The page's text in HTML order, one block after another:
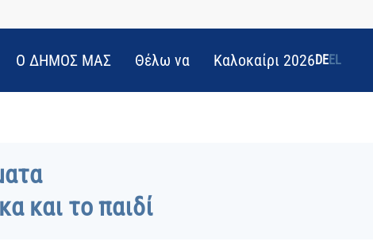
Ο ΔΗΜΟΣ ΜΑΣ Θέλω να Καλοκαίρι 2026DEEL
και το παιδί